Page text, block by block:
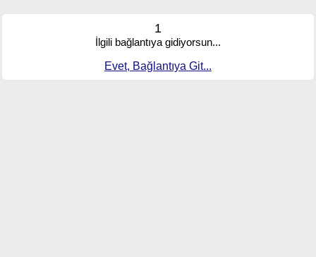
1
İlgili bağlantıya gidiyorsun...
Evet, Bağlantıya Git...